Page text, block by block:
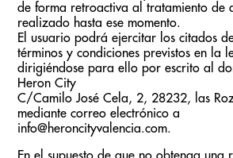
de forma retroactiva al tratamiento de
realizado hasta ese momento.
El usuario podrá ejercitar los citados
términos y condiciones previstos en la
dirigiéndose para ello por escrito al
Heron City
C/Camilo José Cela, 2, 28232, las
mediante correo electrónico a
info@heroncityvalencia.com.